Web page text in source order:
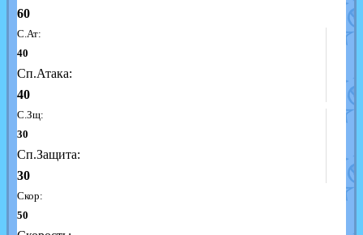
60
С.Ат:
40
Сп.Атака:
40
С.Зщ:
30
Сп.Защита:
30
Скор:
50